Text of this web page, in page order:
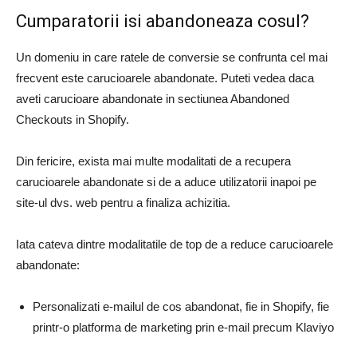
Cumparatorii isi abandoneaza cosul?
Un domeniu in care ratele de conversie se confrunta cel mai
frecvent este carucioarele abandonate. Puteti vedea daca
aveti carucioare abandonate in sectiunea Abandoned
Checkouts in Shopify.
Din fericire, exista mai multe modalitati de a recupera
carucioarele abandonate si de a aduce utilizatorii inapoi pe
site-ul dvs. web pentru a finaliza achizitia.
Iata cateva dintre modalitatile de top de a reduce carucioarele
abandonate:
Personalizati e-mailul de cos abandonat, fie in Shopify, fie
printr-o platforma de marketing prin e-mail precum Klaviyo